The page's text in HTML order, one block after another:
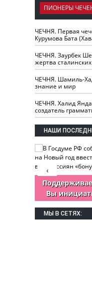
ПИОНЕРЫ
ЧЕЧНЯ. Первая
Курумова Бата
ЧЕЧНЯ. Заурбек
жертва
ЧЕЧНЯ. Шамиль-
знание и мир
ЧЕЧНЯ. Халид
создатель
НАШИ
Вы
‹
МЫ В СЕТЯХ: